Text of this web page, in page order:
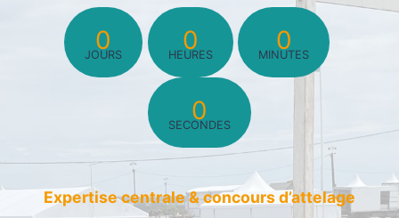
0
JOURS 0
HEURES 0
MINUTES
0
SECONDES
Expertise centrale & concours d’attelage